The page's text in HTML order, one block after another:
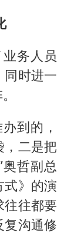
务人员
同时进一
到的，
，二是把
哲副总
式》的演
往往都要
复沟通修